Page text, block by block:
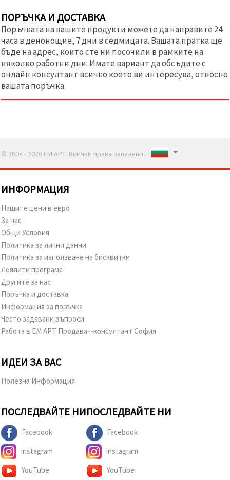
ПОРЪЧКА И ДОСТАВКА
Поръчката на вашите продукти можете да направите 24
часа в денонощие, 7 дни в седмицата. Вашата пратка ще
бъде на адрес, които сте ни посочили в рамките на
няколко работни дни. Имате вариант да обсъдите с
онлайн консултант всичко което ви интересува, относно
вашата поръчка.
© 2004 - 2026 ЕМ АРТ. Всички права запазени..
ИНФОРМАЦИЯ
Нашите цени в евро
За нас
Общи Условия
Политика за лични данни
Политика за използване на бисквитки
Лоялити програма
Другите за нас
Поръчка и доставка
Информация за поръчка
Често задавани въпроси
Работа в ЕМ АРТ Продавач-консултант София
ИДЕИ ЗА ВАС
Полезна Информация
ПОСЛЕДВАЙТЕ НИ
Facebook
Instagram
YouTube
ПОСЛЕДВАЙТЕ НИ
Facebook
Instagram
YouTube